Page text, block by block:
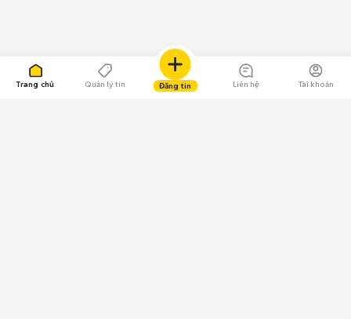
Trang chủ Quản lý tin Đăng tin Liên hệ Tài khoản